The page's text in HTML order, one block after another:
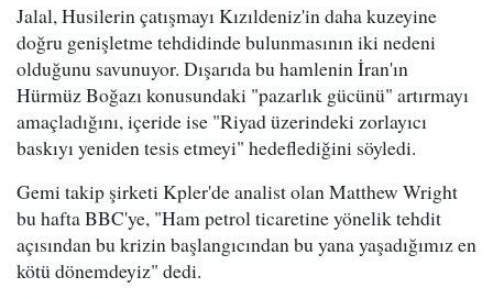
Jalal, Husilerin çatışmayı Kızıldeniz'in daha kuzeyine
doğru genişletme tehdidinde bulunmasının iki nedeni
olduğunu savunuyor. Dışarıda bu hamlenin İran'ın
Hürmüz Boğazı konusundaki "pazarlık gücünü" artırmayı
amaçladığını, içeride ise "Riyad üzerindeki zorlayıcı
baskıyı yeniden tesis etmeyi" hedeflediğini söyledi.
Gemi takip şirketi Kpler'de analist olan Matthew Wright
bu hafta BBC'ye, "Ham petrol ticaretine yönelik tehdit
açısından bu krizin başlangıcından bu yana yaşadığımız en
kötü dönemdeyiz" dedi.